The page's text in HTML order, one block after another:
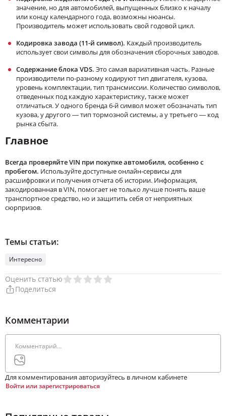
значение, но для автомобилей, выпущенных близко к началу
или концу календарного года, возможны нюансы.
Производитель может использовать свой годовой цикл.
Кодировка завода (11-й символ). Каждый производитель
использует свои символы для обозначения сборочных заводов.
Содержание блока VDS. Это самая вариативная часть. Разные
производители по-разному кодируют тип двигателя, кузова,
уровень комплектации, тип трансмиссии. Количество символов,
отведенных под каждую характеристику, также может
отличаться. У одного бренда 6-й символ может обозначать тип
кузова, у другого — тип тормозной системы, а у третьего — код
рынка сбыта.
Главное
Всегда проверяйте VIN при покупке автомобиля, особенно с
пробегом. Используйте доступные онлайн-сервисы для
расшифровки и получения отчета об истории. Информация,
закодированная в VIN, помогает не только лучше понять ваше
транспортное средство, но и защитить себя от неприятных
сюрпризов.
Темы статьи:
Интересно
Оценить статью
Поделиться
Комментарии
Для комментирования авторизуйтесь в личном кабинете
Войти или зарегистрироваться